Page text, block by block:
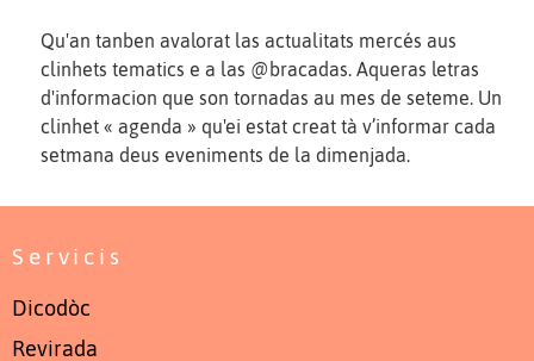
Qu'an tanben avalorat las actualitats mercés aus
clinhets tematics e a las @bracadas. Aqueras letras
d'informacion que son tornadas au mes de seteme. Un
clinhet « agenda » qu'ei estat creat tà v’informar cada
setmana deus eveniments de la dimenjada.
Servicis
Dicodòc
Revirada